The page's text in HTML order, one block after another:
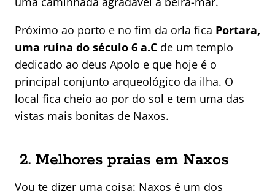
Próximo ao porto e no fim da orla fica Portara,
uma ruína do século 6 a.C de um templo
dedicado ao deus Apolo e que hoje é o
principal conjunto arqueológico da ilha. O
local fica cheio ao por do sol e tem uma das
vistas mais bonitas de Naxos.
2. Melhores praias em Naxos
Vou te dizer uma coisa: Naxos é um dos